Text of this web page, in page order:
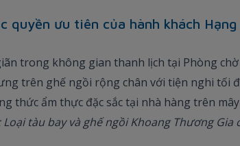
quyền ưu tiên của hành khách Hạng
trong không gian thanh lịch tại Phòng
trên ghế ngồi rộng chân với tiện nghi tối
thức ẩm thực đặc sắc tại nhà hàng trên mây
Loại tàu bay và ghế ngồi Khoang Thương